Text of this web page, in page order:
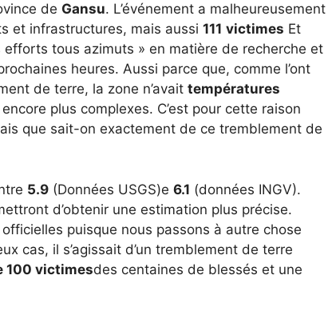
de Gansu. L’événement a malheureusement
et infrastructures, mais aussi 111 victimes Et
efforts tous azimuts » en matière de recherche et
heures. Aussi parce que, comme l’ont
de terre, la zone n’avait températures
plus complexes. C’est pour cette raison
que sait-on exactement de ce tremblement de
5.9 (Données USGS)e 6.1 (données INGV).
d’obtenir une estimation plus précise.
puisque nous passons à autre chose
cas, il s’agissait d’un tremblement de terre
100 victimesdes centaines de blessés et une